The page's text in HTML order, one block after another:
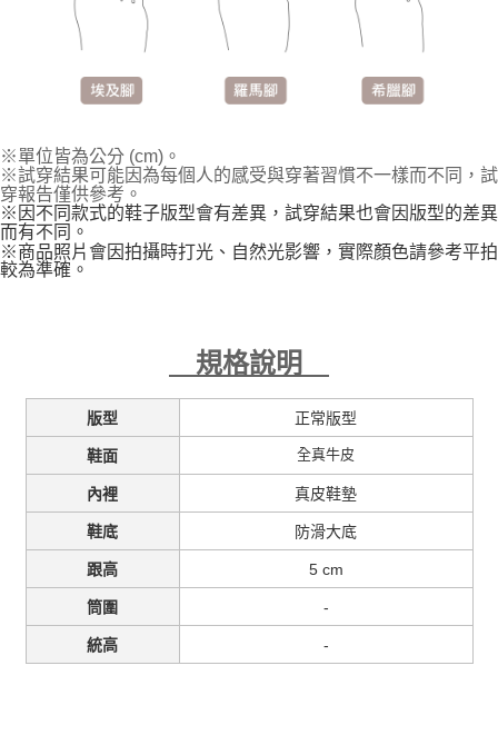
※單位皆為公分 (cm)。
※試穿結果可能因為每個人的感受與穿著習慣不一樣而不同，試
穿報告僅供參考。
※因不同款式的鞋子版型會有差異，試穿結果也會因版型的差異
而有不同。
※商品照片會因拍攝時打光、自然光影響，實際顏色請參考平拍
較為準確。
規格說明
版型 正常版型
鞋面 全真牛皮
內裡 真皮鞋墊
鞋底 防滑大底
跟高 5 cm
筒圍 -
統高 -